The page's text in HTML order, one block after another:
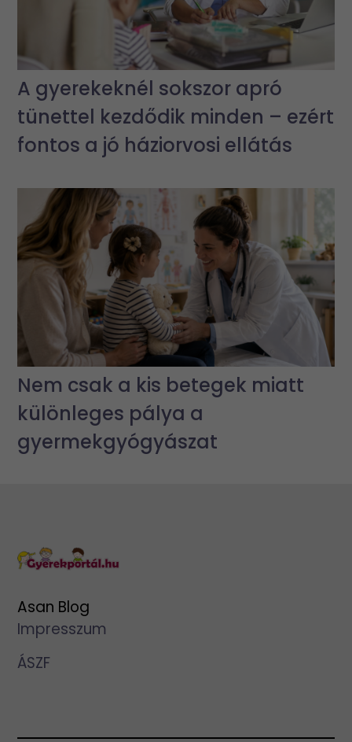
A gyerekeknél sokszor apró
tünettel kezdődik minden – ezért
fontos a jó háziorvosi ellátás
Nem csak a kis betegek miatt
különleges pálya a
gyermekgyógyászat
Asan Blog
Impresszum
ÁSZF